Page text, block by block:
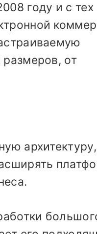
году и с тех
размеров, от
архитектуру,